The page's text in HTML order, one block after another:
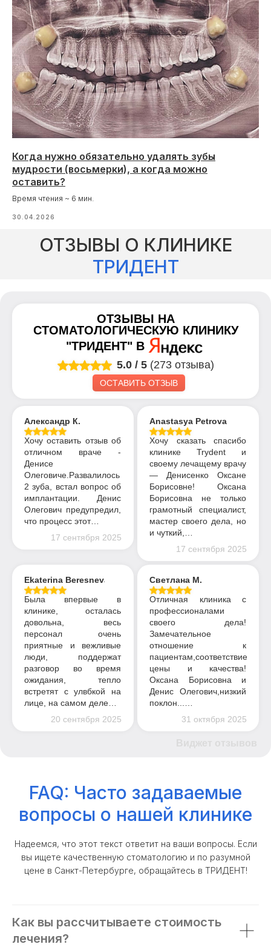
Когда нужно обязательно удалять зубы
мудрости (восьмерки), а когда можно
оставить?
Время чтения ~ 6 мин.
30.04.2026
ОТЗЫВЫ О КЛИНИКЕ
ТРИДЕНТ
ОТЗЫВЫ НА
СТОМАТОЛОГИЧЕСКУЮ КЛИНИКУ
"ТРИДЕНТ" В
5.0 / 5 (273 отзыва)
ОСТАВИТЬ ОТЗЫВ
Александр К.
Хочу оставить отзыв об
отличном враче -
Денисе
Олеговиче.Развалилось
2 зуба, встал вопрос об
имплантации. Денис
Олегович предупредил,
что процесс этот…
17 сентября 2025
Anastasya Petrova
Хочу сказать спасибо
клинике Trydent и
своему лечащему врачу
— Денисенко Оксане
Борисовне! Оксана
Борисовна не только
грамотный специалист,
мастер своего дела, но
и чуткий,…
17 сентября 2025
Ekaterina Beresneva
Была впервые в
клинике, осталась
довольна, весь
персонал очень
приятные и вежливые
люди, поддержат
разговор во время
ожидания, тепло
встретят с улвбкой на
лице, на самом деле…
20 сентября 2025
Светлана М.
Отличная клиника с
профессионалами
своего дела!
Замечательное
отношение к
пациентам,соответствие
цены и качества!
Оксана Борисовна и
Денис Олегович,низкий
поклон...…
31 октября 2025
FAQ: Часто задаваемые
вопросы о нашей клинике
Надеемся, что этот текст ответит на ваши вопросы. Если
вы ищете качественную стоматологию и по разумной
цене в Санкт-Петербурге, обращайтесь в ТРИДЕНТ!
Как вы рассчитываете стоимость
лечения?